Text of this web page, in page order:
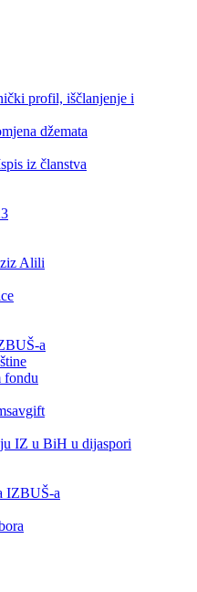
profil, iščlanjenje i
džemata
iz članstva
Alili
a
fondu
IZ u BiH u dijaspori
IZBUŠ-a